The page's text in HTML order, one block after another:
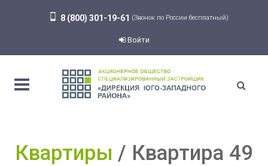
8 (800) 301-19-61 (Звонок по России бесплатный)
Войти
Квартиры Квартира 49